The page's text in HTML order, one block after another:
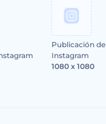
Publicación de
Instagram
1080 x 1080